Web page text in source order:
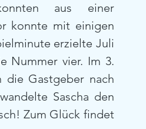
aus einer
konnte mit einigen
erzielte Juli
Nummer vier. Im 3.
die Gastgeber nach
Sascha den
Zum Glück findet